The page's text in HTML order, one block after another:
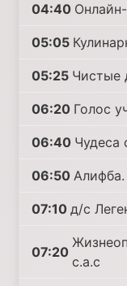
04:40
05:05
05:25 Чистые
06:20 Голос
06:40 Чудеса
06:50 Алифба.
07:10 д/с
07:20
с.а.с